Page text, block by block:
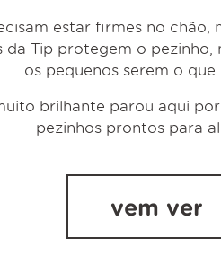
estar firmes no chão,
da Tip protegem o
os pequenos serem o que
brilhante parou aqui
pezinhos prontos para
vem ver